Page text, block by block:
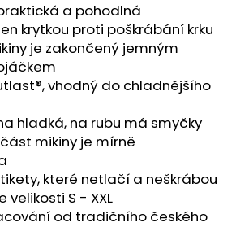
a pohodlná
krytkou proti poškrábání krku
je zakončený jemným
vhodný do chladnějšího
hladká, na rubu má smyčky
mikiny je mírně
které netlačí a neškrábou
velikosti S - XXL
od tradičního českého